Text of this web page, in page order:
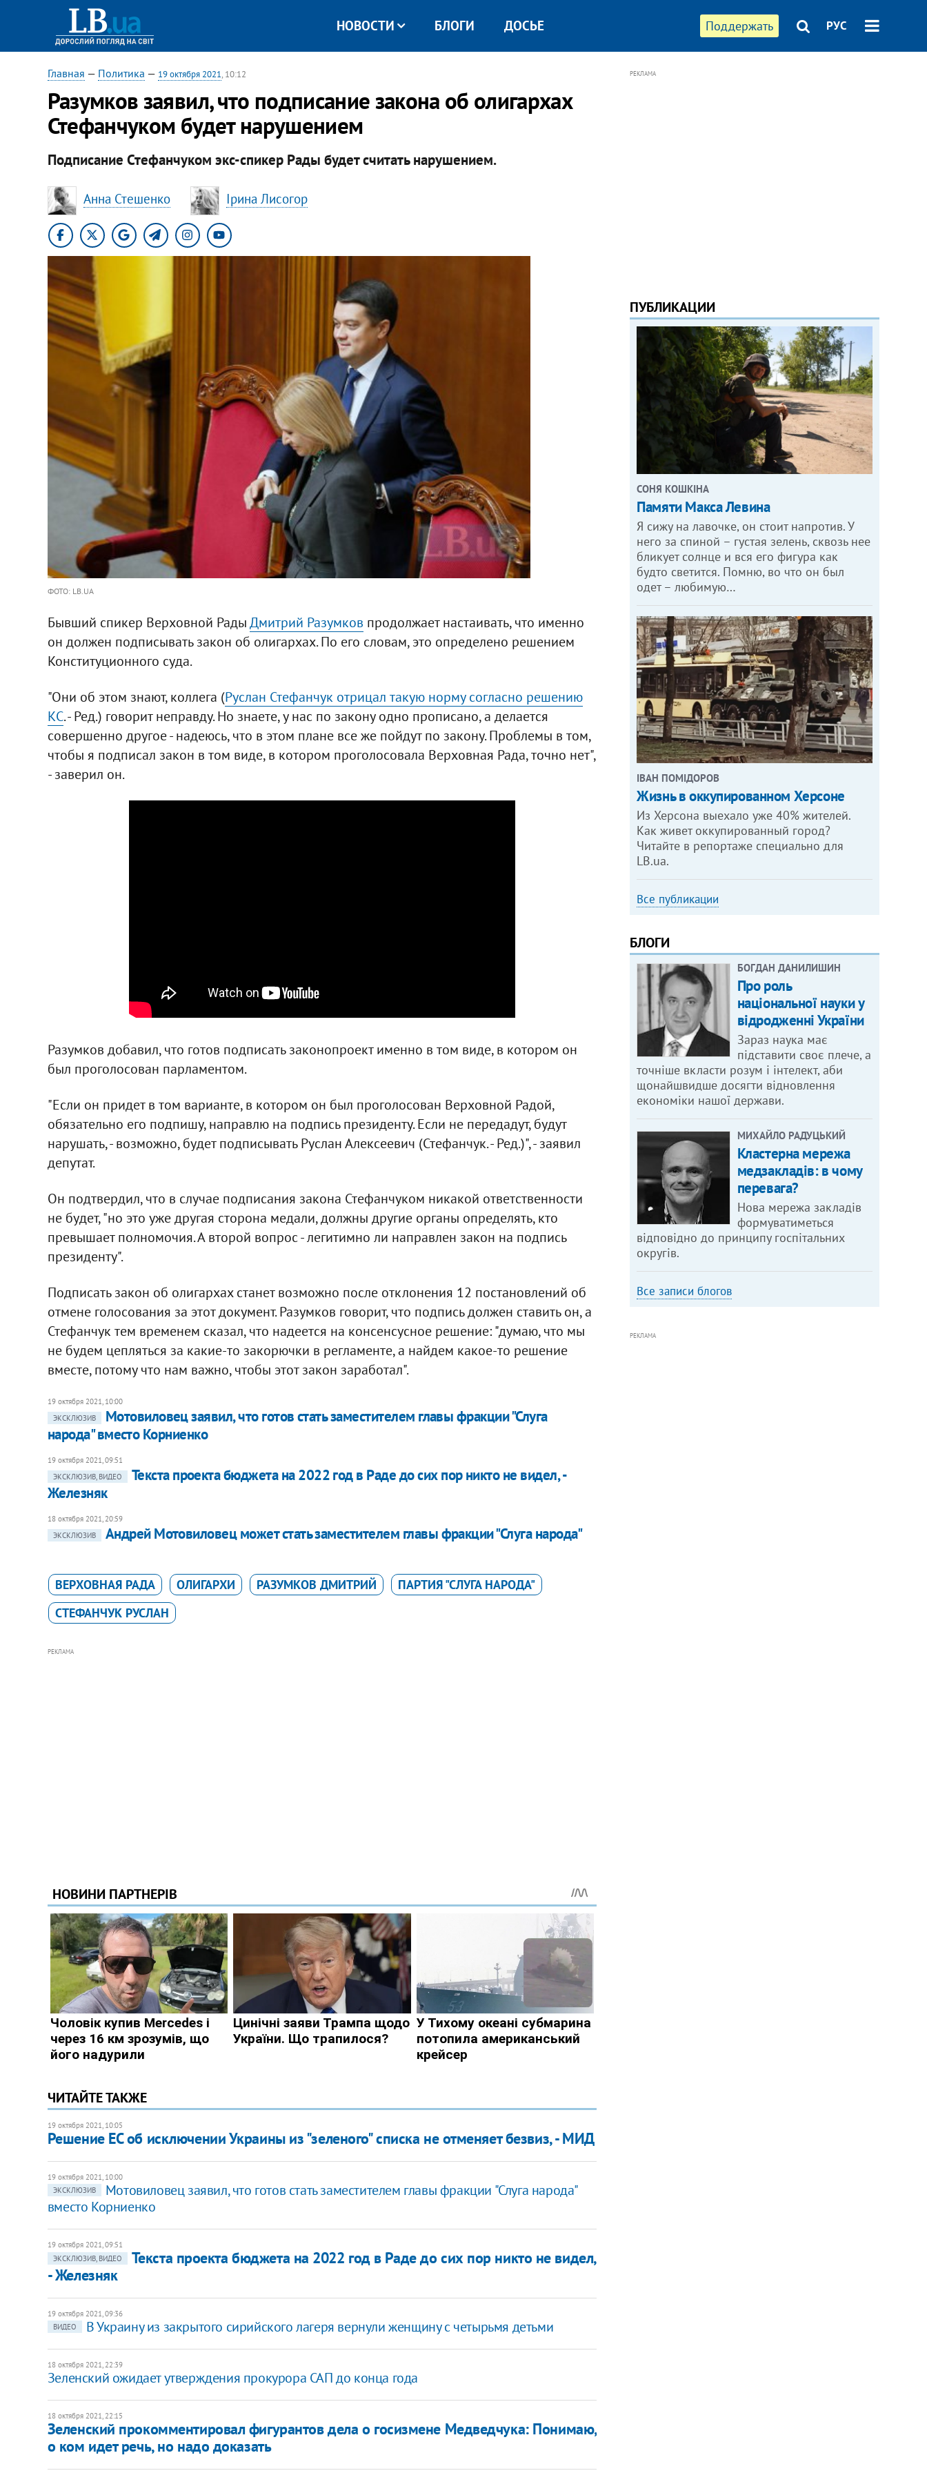
Поддержать РУС
НОВОСТИ БЛОГИ ДОСЬЕ
Главная — Политика — 19 октября 2021, 10:12
Разумков заявил, что подписание закона об олигархах
Стефанчуком будет нарушением
Подписание Стефанчуком экс-спикер Рады будет считать нарушением.
Анна Стешенко Ірина Лисогор
ФОТО: LB.UA
Бывший спикер Верховной РадыДмитрий Разумков продолжает настаивать, что именно
он должен подписывать закон об олигархах. По его словам, это определено решением
Конституционного суда.
"Они об этом знают, коллега (Руслан Стефанчук отрицал такую норму согласно решению
КС. - Ред.) говорит неправду. Но знаете, у нас по закону одно прописано, а делается
совершенно другое - надеюсь, что в этом плане все же пойдут по закону. Проблемы в том,
чтобы я подписал закон в том виде, в котором проголосовала Верховная Рада, точно нет",
- заверил он.
Разумков добавил, что готов подписать законопроект именно в том виде, в котором он
был проголосован парламентом.
"Если он придет в том варианте, в котором он был проголосован Верховной Радой,
обязательно его подпишу, направлю на подпись президенту. Если не передадут, будут
нарушать, - возможно, будет подписывать Руслан Алексеевич (Стефанчук. - Ред.)", - заявил
депутат.
Он подтвердил, что в случае подписания закона Стефанчуком никакой ответственности
не будет, "но это уже другая сторона медали, должны другие органы определять, кто
превышает полномочия. А второй вопрос - легитимно ли направлен закон на подпись
президенту".
Подписать закон об олигархах станет возможно после отклонения 12 постановлений об
отмене голосования за этот документ. Разумков говорит, что подпись должен ставить он, а
Стефанчук тем временем сказал, что надеется на консенсусное решение: "думаю, что мы
не будем цепляться за какие-то закорючки в регламенте, а найдем какое-то решение
вместе, потому что нам важно, чтобы этот закон заработал".
19 октября 2021, 10:00
ЭКСКЛЮЗИВ
Мотовиловец заявил, что готов стать заместителем главы фракции "Слуга
народа" вместо Корниенко
19 октября 2021, 09:51
ЭКСКЛЮЗИВ, ВИДЕО
Текста проекта бюджета на 2022 год в Раде до сих пор никто не видел, -
Железняк
18 октября 2021, 20:59
ЭКСКЛЮЗИВ
Андрей Мотовиловец может стать заместителем главы фракции "Слуга народа"
ВЕРХОВНАЯ РАДА ОЛИГАРХИ РАЗУМКОВ ДМИТРИЙ
ПАРТИЯ "СЛУГА НАРОДА"
СТЕФАНЧУК РУСЛАН
РЕКЛАМА
ЧИТАЙТЕ ТАКЖЕ
19 октября 2021, 10:05
Решение ЕС об исключении Украины из "зеленого" списка не отменяет безвиз, - МИД
19 октября 2021, 10:00
ЭКСКЛЮЗИВ
Мотовиловец заявил, что готов стать заместителем главы фракции "Слуга народа"
вместо Корниенко
19 октября 2021, 09:51
ЭКСКЛЮЗИВ, ВИДЕО
Текста проекта бюджета на 2022 год в Раде до сих пор никто не видел,
- Железняк
19 октября 2021, 09:36
ВИДЕО
В Украину из закрытого сирийского лагеря вернули женщину с четырьмя детьми
18 октября 2021, 22:39
Зеленский ожидает утверждения прокурора САП до конца года
18 октября 2021, 22:15
Зеленский прокомментировал фигурантов дела о госизмене Медведчука: Понимаю,
о ком идет речь, но надо доказать
РЕКЛАМА
ПУБЛИКАЦИИ
СОНЯ КОШКІНА
Памяти Макса Левина
Я сижу на лавочке, он стоит напротив. У
него за спиной – густая зелень, сквозь нее
бликует солнце и вся его фигура как
будто светится. Помню, во что он был
одет – любимую…
ІВАН ПОМІДОРОВ
Жизнь в оккупированном Херсоне
Из Херсона выехало уже 40% жителей.
Как живет оккупированный город?
Читайте в репортаже специально для
LB.ua.
Все публикации
БЛОГИ
БОГДАН ДАНИЛИШИН
Про роль
національної науки у
відродженні України
Зараз наука має
підставити своє плече, а
точніше вкласти розум і інтелект, аби
щонайшвидше досягти відновлення
економіки нашої держави.
МИХАЙЛО РАДУЦЬКИЙ
Кластерна мережа
медзакладів: в чому
перевага?
Нова мережа закладів
формуватиметься
відповідно до принципу госпітальних
округів.
Все записи блогов
РЕКЛАМА